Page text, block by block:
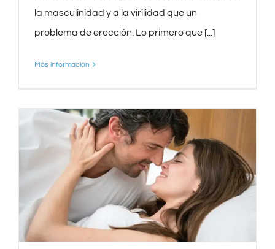
la masculinidad y a la virilidad que un
problema de erección. Lo primero que [...]
Más información